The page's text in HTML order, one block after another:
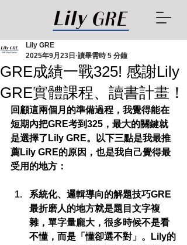
GRE成績一戰325! 感謝Lily
GRE實體課程、讀書計畫！
Lily GRE
2025年9月23日 讀畢需時 5 分鐘
回顧這兩個月的準備過程，我覺得能在
短期內把GRE考到325，最大的關鍵就
是選擇了Lily GRE。以下三點是我最推
薦Lily GRE的原因，也是我自己覺得最
受用的地方：
系統化、邏輯導向的解題技巧GRE
最折磨人的地方就是題目文字複
雜，單字量龐大，很多時候不是看
不懂，而是「懂卻選不對」。Lily的